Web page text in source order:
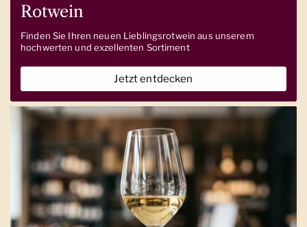
Rotwein
Finden Sie Ihren neuen Lieblingsrotwein aus unserem
hochwerten und exzellenten Sortiment
Jetzt entdecken